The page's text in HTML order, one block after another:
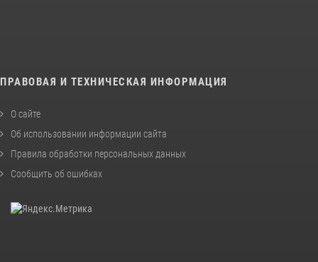
ПРАВОВАЯ И ТЕХНИЧЕСКАЯ ИНФОРМАЦИЯ
О сайте
Об использовании информации сайта
Правила обработки персональных данных
Сообщить об ошибках